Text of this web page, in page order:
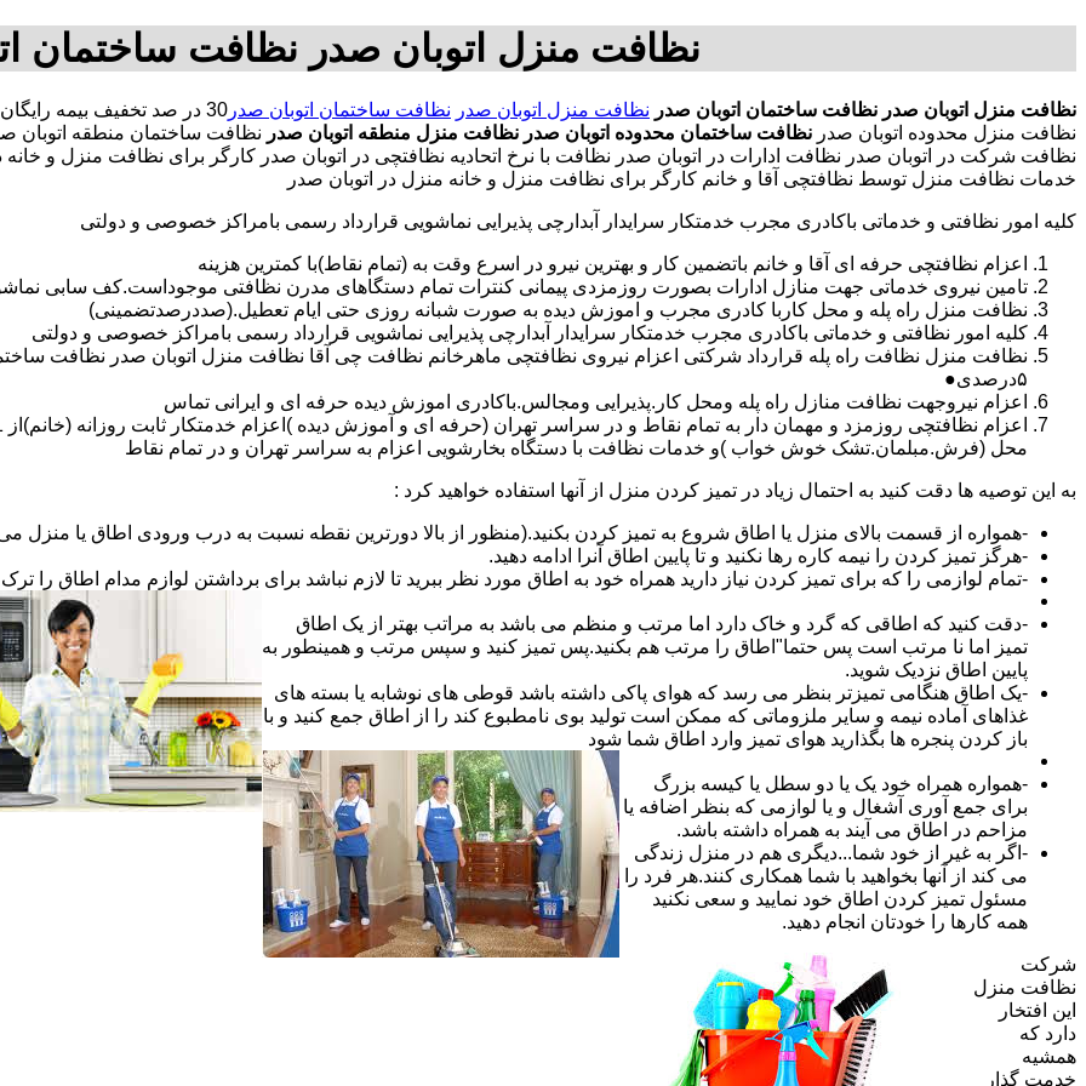
نظافت منزل اتوبان صدر نظافت ساختمان
نظافت منزل اتوبان صدر نظافت ساختمان اتوبان صدر نظافت منزل اتوبان صدر نظافت ساختمان اتوبان صدر
نظافت منزل محدوده اتوبان صدر نظافت ساختمان محدوده اتوبان صدر نظافت منزل منطقه اتوبان صدر نظافت ساختمان منطقه
نظافت شرکت در اتوبان صدر نظافت ادارات در اتوبان صدر نظافت با نرخ اتحادیه نظافتچی در اتوبان صدر کارگر برای نظافت منزل و
خدمات نظافت منزل توسط نظافتچی آقا و خانم کارگر برای نظافت منزل و خانه منزل در اتوبان صدر
کلیه امور نظافتی و خدماتی باکادری مجرب خدمتکار سرایدار آبدارچی پذیرایی نماشویی قرارداد رسمی بامراکز خصوصی و دولتی
اعزام نظافتچی حرفه ای آقا و خانم باتضمین کار و بهترین نیرو در اسرع وقت به (تمام نقاط)با کمترین هزینه
تامین نیروی خدماتی جهت منازل ادارات بصورت روزمزدی پیمانی کنترات تمام دستگاهای مدرن نظافتی موجوداست.کف سابی
نظافت منزل راه پله و محل کاربا کادری مجرب و اموزش دیده به صورت شبانه روزی حتی ایام تعطیل.(صددرصدتضمینی)
کلیه امور نظافتی و خدماتی باکادری مجرب خدمتکار سرایدار آبدارچی پذیرایی نماشویی قرارداد رسمی بامراکز خصوصی و دولتی
نظافت منزل نظافت راه پله قرارداد شرکتی اعزام نیروی نظافتچی ماهرخانم نظافت چی آقا نظافت منزل اتوبان صدر نظافت
۵درصدی●
اعزام نیروجهت نظافت منازل راه پله ومحل کار.پذیرایی ومجالس.باکادری اموزش دیده حرفه ای و ایرانی تماس
محل (فرش.مبلمان.تشک خوش خواب )و خدمات نظافت با دستگاه بخارشویی اعزام به سراسر تهران و در تمام نقاط
به این توصیه ها دقت کنید به احتمال زیاد در تمیز کردن منزل از آنها استفاده خواهید کرد :
-همواره از قسمت بالای منزل یا اطاق شروع به تمیز کردن بکنید.(منظور از بالا دورترین نقطه نسبت به درب ورودی اطاق یا منزل
-هرگز تمیز کردن را نیمه کاره رها نکنید و تا پایین اطاق آنرا ادامه دهید.
-تمام لوازمی را که برای تمیز کردن نیاز دارید همراه خود به اطاق مورد نظر ببرید تا لازم نباشد برای برداشتن لوازم مدام اطاق را ترک
-دقت کنید که اطاقی که گرد و خاک دارد اما مرتب و منظم می باشد به مراتب بهتر از یک اطاق
تمیز اما نا مرتب است پس حتما"اطاق را مرتب هم بکنید.پس تمیز کنید و سپس مرتب و همینطور به
پایین اطاق نزدیک شوید.
-یک اطاق هنگامی تمیزتر بنظر می رسد که هوای پاکی داشته باشد قوطی های نوشابه یا بسته های
غذاهای آماده نیمه و سایر ملزوماتی که ممکن است تولید بوی نامطبوع کند را از اطاق جمع کنید و با
باز کردن پنجره ها بگذارید هوای تمیز وارد اطاق شما شود
-همواره همراه خود یک یا دو سطل یا کیسه بزرگ
برای جمع آوری آشغال و یا لوازمی که بنظر اضافه یا
مزاحم در اطاق می آیند به همراه داشته باشد.
-اگر به غیر از خود شما...دیگری هم در منزل زندگی
می کند از آنها بخواهید با شما همکاری کنند.هر فرد را
مسئول تمیز کردن اطاق خود نمایید و سعی نکنید
همه کارها را خودتان انجام دهید.
شرکت
نظافت منزل
این افتخار
دارد که
همشیه
خدمت گذار